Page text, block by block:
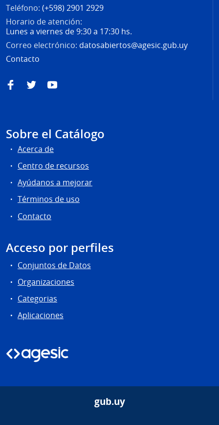
Teléfono: (+598) 2901 2929
Horario de atención:
Lunes a viernes de 9:30 a 17:30 hs.
Correo electrónico: datosabiertos@agesic.gub.uy
Contacto
FacebookTwitterYouTube
Sobre el Catálogo
Acerca de
Centro de recursos
Ayúdanos a mejorar
Términos de uso
Contacto
Acceso por perfiles
Conjuntos de Datos
Organizaciones
Categorias
Aplicaciones
gub.uy